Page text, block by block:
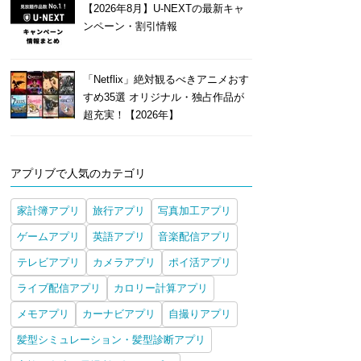
【2026年8月】U-NEXTの最新キャ
ンペーン・割引情報
「Netflix」絶対観るべきアニメおす
すめ35選 オリジナル・独占作品が
超充実！【2026年】
アプリブで人気のカテゴリ
家計簿アプリ 旅行アプリ 写真加工アプリ
ゲームアプリ 英語アプリ 音楽配信アプリ
テレビアプリ カメラアプリ ポイ活アプリ
ライブ配信アプリ カロリー計算アプリ
メモアプリ カーナビアプリ 自撮りアプリ
髪型シミュレーション・髪型診断アプリ